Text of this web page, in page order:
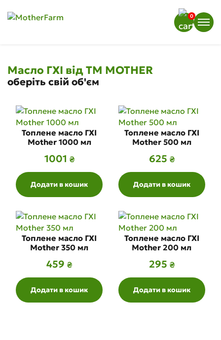
0
Масло ГХІ від ТМ MOTHER
оберіть свій об'єм
Топлене масло ГХІ
Mother 1000 мл
1001 ₴
Додати в кошик
Топлене масло ГХІ
Mother 500 мл
625 ₴
Додати в кошик
Топлене масло ГХІ
Mother 350 мл
459₴
Додати в кошик
Топлене масло ГХІ
Mother 200 мл
295 ₴
Додати в кошик